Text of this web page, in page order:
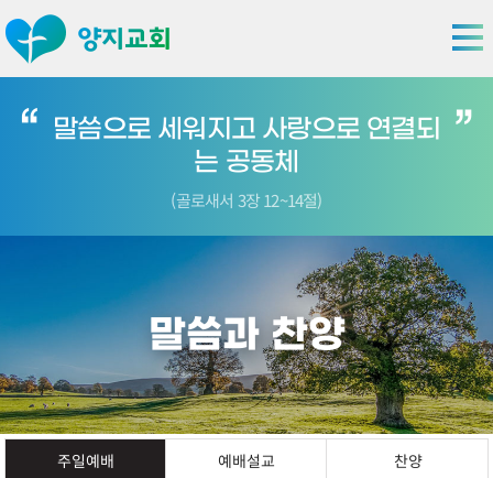
말씀으로 세워지고 사랑으로 연결되
는 공동체
(골로새서 3장 12~14절)
말씀과 찬양
주일예배 예배설교 찬양